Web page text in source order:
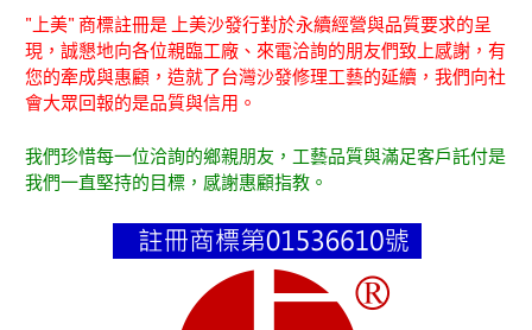
"上美" 商標註冊是 上美沙發行對於永續經營與品質要求的呈
現，誠懇地向各位親臨工廠、來電洽詢的朋友們致上感謝，有
您的牽成與惠顧，造就了台灣沙發修理工藝的延續，我們向社
會大眾回報的是品質與信用。
我們珍惜每一位洽詢的鄉親朋友，工藝品質與滿足客戶託付是
我們一直堅持的目標，感謝惠顧指教。